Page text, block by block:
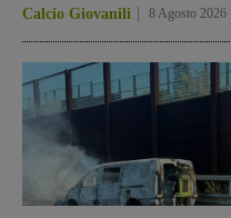
Calcio Giovanili 8 Agosto 2026